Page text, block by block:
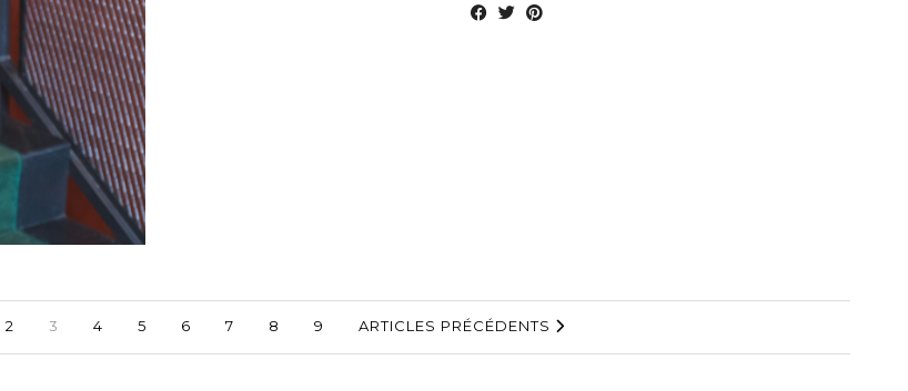
2 3 4 5 6 7 8 9 ARTICLES PRÉCÉDENTS